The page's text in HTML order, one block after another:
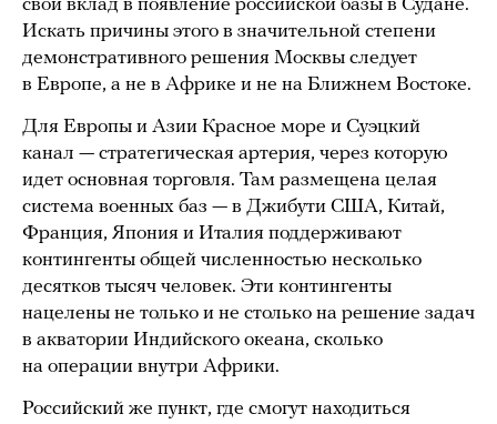
свой вклад в появление российской базы в Судане.
Искать причины этого в значительной степени
демонстративного решения Москвы следует
в Европе, а не в Африке и не на Ближнем Востоке.
Для Европы и Азии Красное море и Суэцкий
канал — стратегическая артерия, через которую
идет основная торговля. Там размещена целая
система военных баз — в Джибути США, Китай,
Франция, Япония и Италия поддерживают
контингенты общей численностью несколько
десятков тысяч человек. Эти контингенты
нацелены не только и не столько на решение задач
в акватории Индийского океана, сколько
на операции внутри Африки.
Российский же пункт, где cмогут находиться